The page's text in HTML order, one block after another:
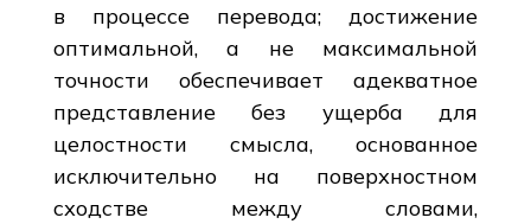
в процессе перевода; достижение
оптимальной, а не максимальной
точности обеспечивает адекватное
представление без ущерба для
целостности смысла, основанное
исключительно на поверхностном
сходстве между словами,